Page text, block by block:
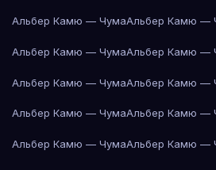
Альбер Камю — ЧумаАльбер Камю —
Альбер Камю — ЧумаАльбер Камю —
Альбер Камю — ЧумаАльбер Камю —
Альбер Камю — ЧумаАльбер Камю —
Альбер Камю — ЧумаАльбер Камю —